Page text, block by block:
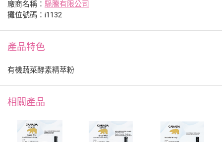
廠商名稱： 騄騰有限公司
攤位號碼：i1132
產品特色
有機蔬菜酵素精萃粉
相關產品